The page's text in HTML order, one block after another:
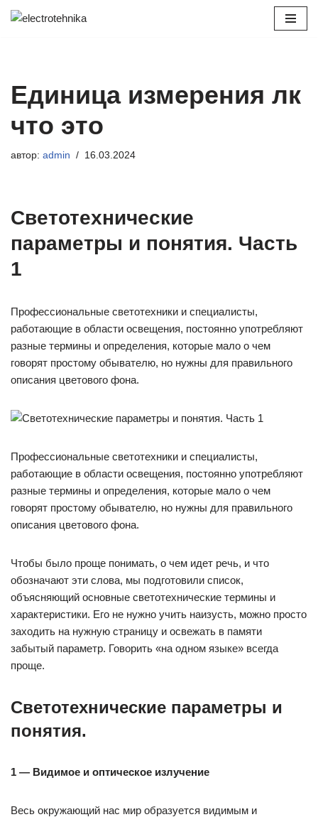
Единица измерения лк
что это
автор: admin 16.03.2024
Светотехнические
параметры и понятия. Часть
1
Профессиональные светотехники и специалисты,
работающие в области освещения, постоянно употребляют
разные термины и определения, которые мало о чем
говорят простому обывателю, но нужны для правильного
описания цветового фона.
Профессиональные светотехники и специалисты,
работающие в области освещения, постоянно употребляют
разные термины и определения, которые мало о чем
говорят простому обывателю, но нужны для правильного
описания цветового фона.
Чтобы было проще понимать, о чем идет речь, и что
обозначают эти слова, мы подготовили список,
объясняющий основные светотехнические термины и
характеристики. Его не нужно учить наизусть, можно просто
заходить на нужную страницу и освежать в памяти
забытый параметр. Говорить «на одном языке» всегда
проще.
Светотехнические параметры и
понятия.
1 — Видимое и оптическое излучение
Весь окружающий нас мир образуется видимым и